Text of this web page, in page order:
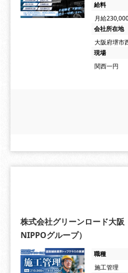
給料
月給
会社所在地
大阪府堺市
現場
関西一円
株式会社グリーンロード大阪
NIPPOグループ）
職種
施工管理